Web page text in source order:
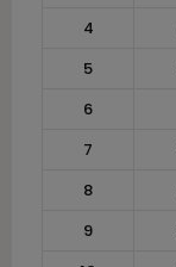
4
5
6
7
8
9